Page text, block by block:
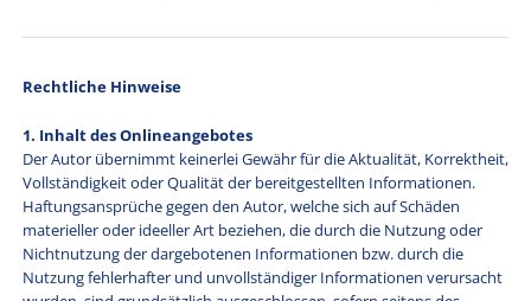
Rechtliche Hinweise
1. Inhalt des Onlineangebotes
Der Autor übernimmt keinerlei Gewähr für die Aktualität, Korrektheit,
Vollständigkeit oder Qualität der bereitgestellten Informationen.
Haftungsansprüche gegen den Autor, welche sich auf Schäden
materieller oder ideeller Art beziehen, die durch die Nutzung oder
Nichtnutzung der dargebotenen Informationen bzw. durch die
Nutzung fehlerhafter und unvollständiger Informationen verursacht